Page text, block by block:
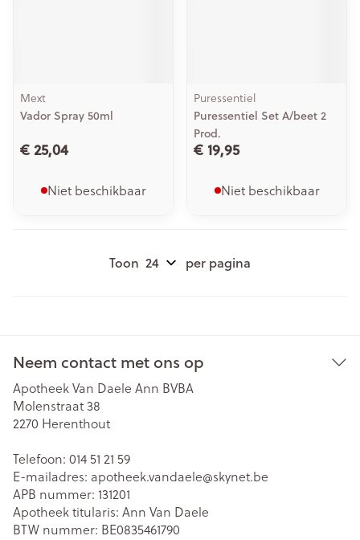
Mext
Vador Spray 50ml
€ 25,04
Niet beschikbaar
Puressentiel
Puressentiel Set A/beet 2
Prod.
€ 19,95
Niet beschikbaar
Toon per pagina
Neem contact met ons op
Apotheek Van Daele Ann BVBA
Molenstraat 38
2270 Herenthout
Telefoon: 014 51 21 59
E-mailadres: apotheek.vandaele@skynet.be
APB nummer: 131201
Apotheek titularis: Ann Van Daele
BTW nummer: BE0835461790